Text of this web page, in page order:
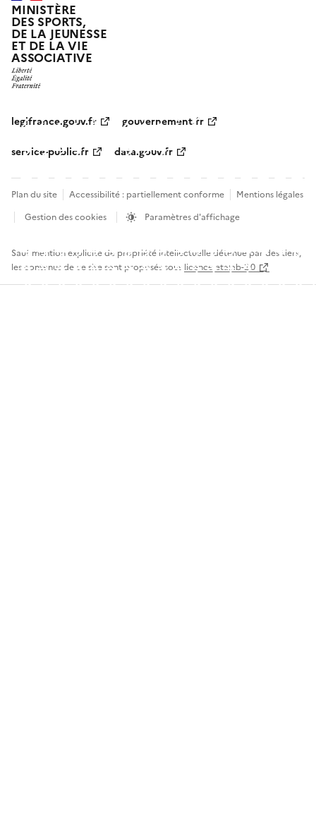
MINISTÈRE
DES SPORTS,
DE LA JEUNESSE
ET DE LA VIE
ASSOCIATIVE
legifrance.gouv.fr gouvernement.fr
service-public.fr data.gouv.fr
Plan du site Accessibilité : partiellement conforme
Mentions légales
Gestion des cookies
Paramètres d'affichage
Sauf mention explicite de propriété intellectuelle détenue par des tiers,
les contenus de ce site sont proposés sous licence etalab-2.0